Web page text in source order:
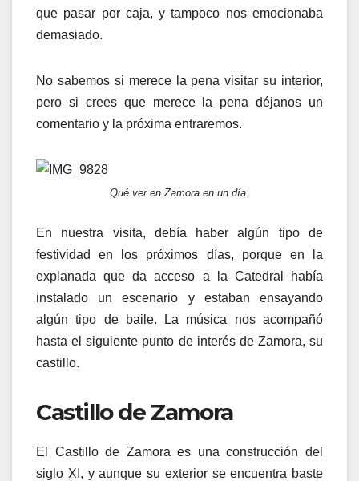
que pasar por caja, y tampoco nos emocionaba
demasiado.
No sabemos si merece la pena visitar su interior,
pero si crees que merece la pena déjanos un
comentario y la próxima entraremos.
Qué ver en Zamora en un día.
En nuestra visita, debía haber algún tipo de
festividad en los próximos días, porque en la
explanada que da acceso a la Catedral había
instalado un escenario y estaban ensayando
algún tipo de baile. La música nos acompañó
hasta el siguiente punto de interés de Zamora, su
castillo.
Castillo de Zamora
El Castillo de Zamora es una construcción del
siglo XI, y aunque su exterior se encuentra baste